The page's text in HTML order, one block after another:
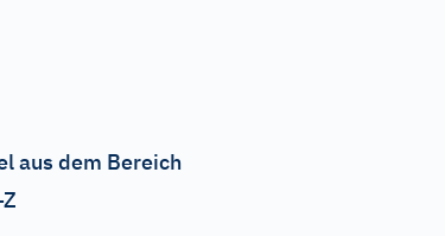
aus dem Bereich